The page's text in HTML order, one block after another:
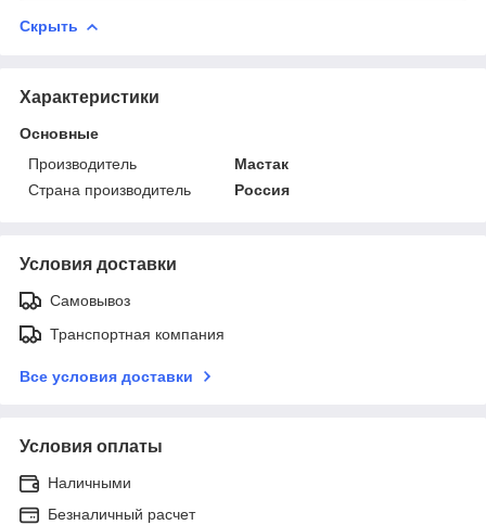
Скрыть
Характеристики
Основные
Производитель
Мастак
Страна производитель
Россия
Условия доставки
Самовывоз
Транспортная компания
Все условия доставки
Условия оплаты
Наличными
Безналичный расчет